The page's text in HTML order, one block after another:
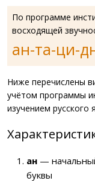
По программе
восходящей
ан-та-ци-
Ниже перечислены
учётом программы
изучением русского
ан —
буквы